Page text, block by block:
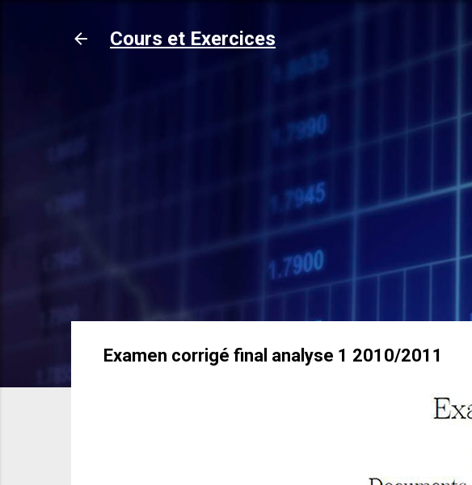
Cours et Exercices
Examen corrigé final analyse 1 2010/2011